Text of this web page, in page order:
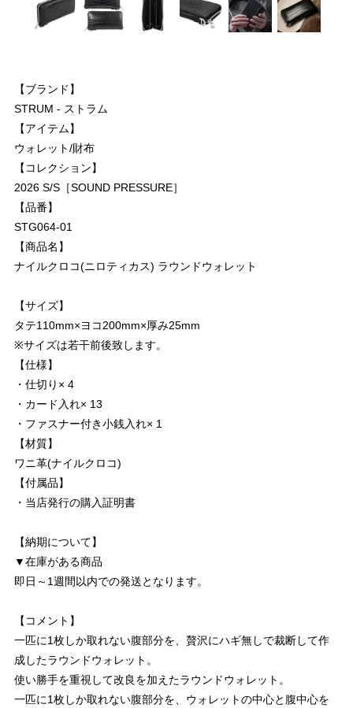
【ブランド】
STRUM - ストラム
【アイテム】
ウォレット/財布
【コレクション】
2026 S/S［SOUND PRESSURE］
【品番】
STG064-01
【商品名】
ナイルクロコ(ニロティカス) ラウンドウォレット
【サイズ】
タテ110mm×ヨコ200mm×厚み25mm
※サイズは若干前後致します。
【仕様】
・仕切り× 4
・カード入れ× 13
・ファスナー付き小銭入れ× 1
【材質】
ワニ革(ナイルクロコ)
【付属品】
・当店発行の購入証明書
【納期について】
▼在庫がある商品
即日～1週間以内での発送となります。
【コメント】
一匹に1枚しか取れない腹部分を、贅沢にハギ無しで裁断して作
成したラウンドウォレット。
使い勝手を重視して改良を加えたラウンドウォレット。
一匹に1枚しか取れない腹部分を、ウォレットの中心と腹中心を